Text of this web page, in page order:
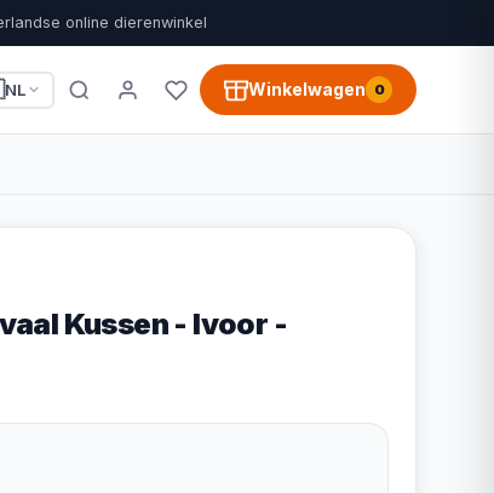
online dierenwinkel
NL Winkelwagen 0
Kussen - Ivoor -